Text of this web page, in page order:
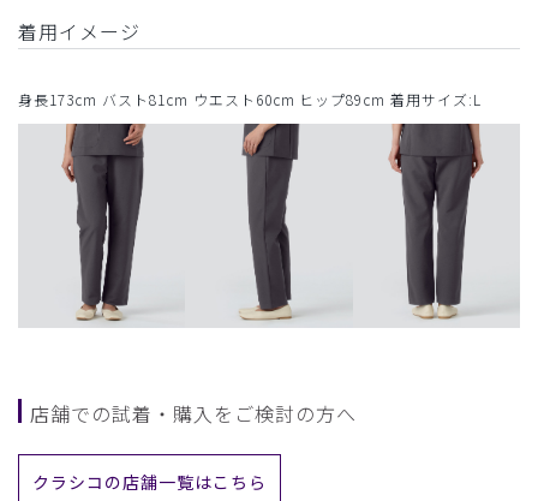
着用イメージ
身長173cm バスト81cm ウエスト60cm ヒップ89cm 着用サイズ:L
店舗での試着・購入をご検討の方へ
クラシコの店舗一覧はこちら